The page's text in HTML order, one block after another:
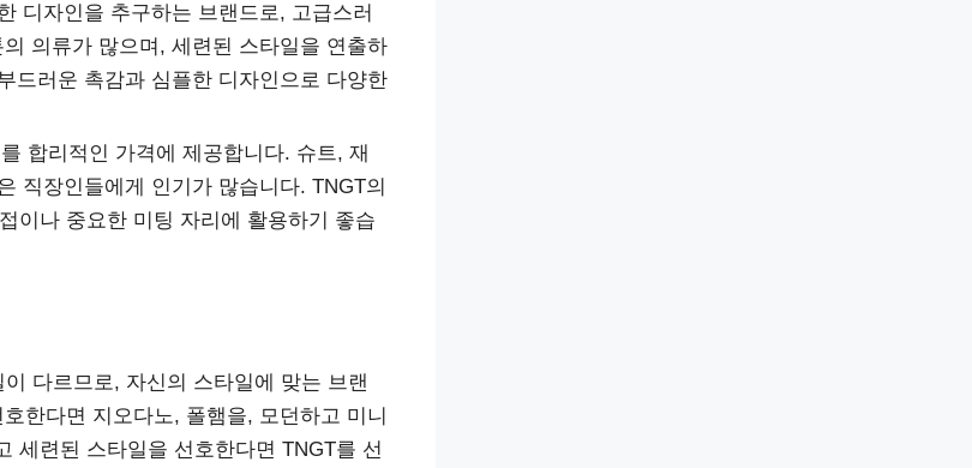
디자인을 추구하는 브랜드로, 고급스러
의류가 많으며, 세련된 스타일을 연출하
드러운 촉감과 심플한 디자인으로 다양한
합리적인 가격에 제공합니다. 슈트, 재
직장인들에게 인기가 많습니다. TNGT의
이나 중요한 미팅 자리에 활용하기 좋습
다르므로, 자신의 스타일에 맞는 브랜
한다면 지오다노, 폴햄을, 모던하고 미니
세련된 스타일을 선호한다면 TNGT를 선